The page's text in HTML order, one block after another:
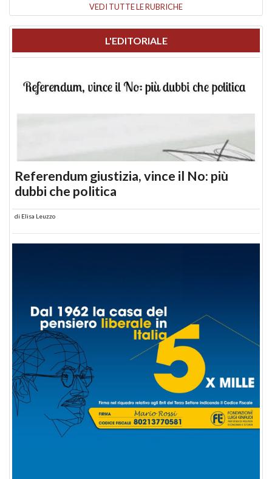
VEDI TUTTE LE RUBRICHE
L'EDITORIALE
Referendum giustizia, vince il No: più
dubbi che politica
di Elisa Leuzzo